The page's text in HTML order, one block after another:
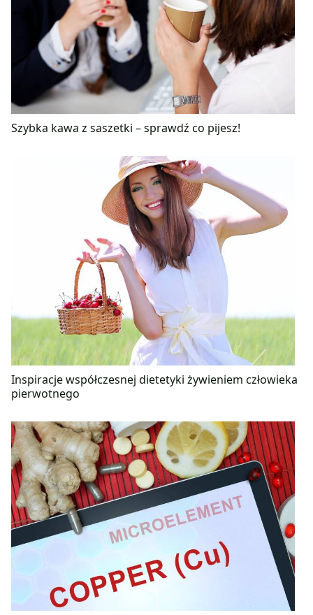
Szybka kawa z saszetki – sprawdź co pijesz!
Inspiracje współczesnej dietetyki żywieniem człowieka
pierwotnego